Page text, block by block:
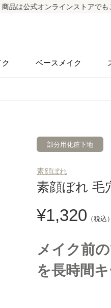
オンラインストアでもご購入可
ク ベースメイク
部分用化粧下地
素顔ぼれ
素顔ぼれ 毛
1,320
メイク前
を長時間